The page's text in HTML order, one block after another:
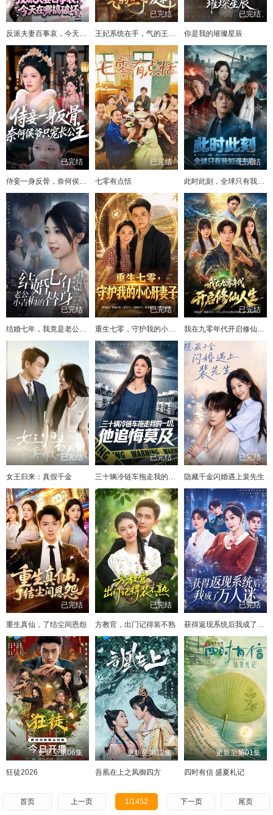
已完结 已完结 已完结
你是我的璀璨星辰
已完结 已完结
七零有点恬
已完结
此时此刻，全球只有我知道未来
已完结 已完结
重生七零，守护我的小心肝妻子
已完结
已完结
女王归来：真假千金
已完结 已完结
隐藏千金闪婚遇上裴先生
已完结
重生真仙，了结尘间恩怨
已完结
方教官，出门记得装不熟
已完结
更新至第06集
狂徒2026
更新至第12集
吾凰在上之凤御四方
更新至第01集
四时有信 盛夏札记
首页 上一页 1/1452 下一页 尾页